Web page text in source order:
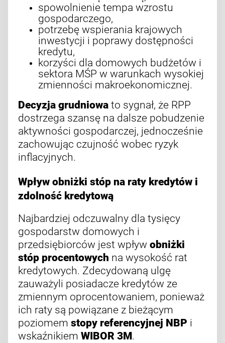
spowolnienie tempa wzrostu
gospodarczego,
potrzebę wspierania krajowych
inwestycji i poprawy dostępności
kredytu,
korzyści dla domowych budżetów i
sektora MŚP w warunkach wysokiej
zmienności makroekonomicznej.
Decyzja grudniowa to sygnał, że RPP
dostrzega szansę na dalsze pobudzenie
aktywności gospodarczej, jednocześnie
zachowując czujność wobec ryzyk
inflacyjnych.
Wpływ obniżki stóp na raty kredytów i
zdolność kredytową
Najbardziej odczuwalny dla tysięcy
gospodarstw domowych i
przedsiębiorców jest wpływ obniżki
stóp procentowych na wysokość rat
kredytowych. Zdecydowaną ulgę
zauważyli posiadacze kredytów ze
zmiennym oprocentowaniem, ponieważ
ich raty są powiązane z bieżącym
poziomem stopy referencyjnej NBP i
wskaźnikiem WIBOR 3M.